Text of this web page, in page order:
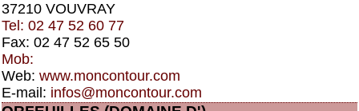
37210 VOUVRAY
Tel: 02 47 52 60 77
Fax: 02 47 52 65 50
Mob:
Web: www.moncontour.com
E-mail: infos@moncontour.com